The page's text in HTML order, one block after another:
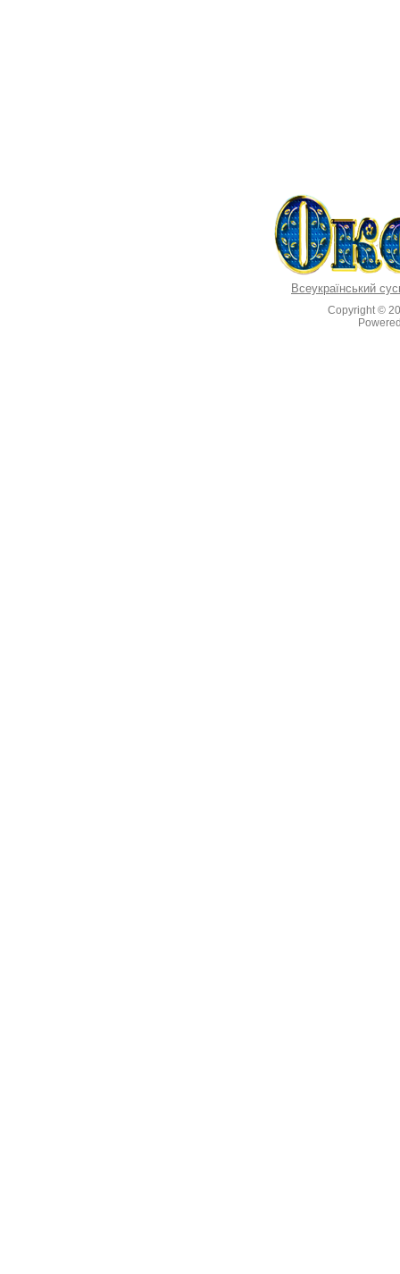
Всеукраїнський
Copyright ©